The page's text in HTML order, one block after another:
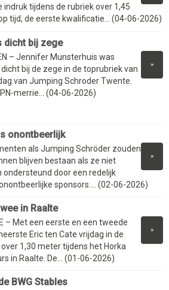
indruk tijdens de rubriek over 1,45
tijd, de eerste kwalificatie... (04-06-2026)
dicht bij zege
»
– Jennifer Munsterhuis was
bij de zege in de toprubriek van
van Jumping Schroder Twente.
merrie... (04-06-2026)
onontbeerlijk
»
als Jumping Schröder zouden
blijven bestaan als ze niet
ondersteund door een redelijk
sponsors.... (02-06-2026)
in Raalte
»
– Met een eerste en een tweede
Eric ten Cate vrijdag in de
1,30 meter tijdens het Horka
in Raalte. De... (01-06-2026)
BWG Stables